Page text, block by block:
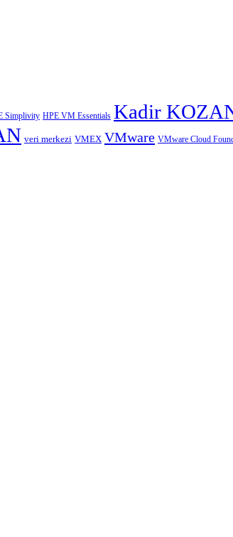
Simplivity HPE VM Essentials Kadir
veri merkezi VMEX VMware VMware Cloud